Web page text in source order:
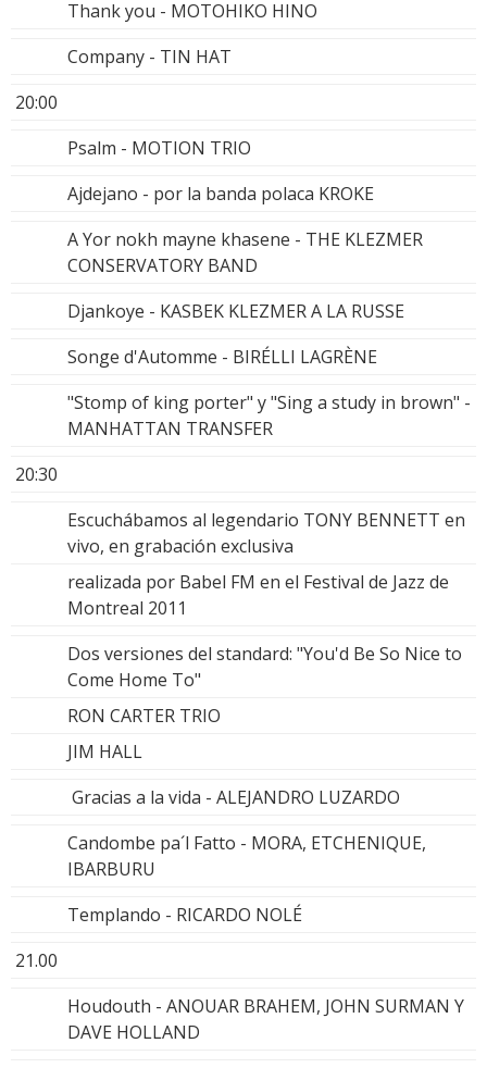
Thank you - MOTOHIKO HINO
Company - TIN HAT
20:00
Psalm - MOTION TRIO
Ajdejano - por la banda polaca KROKE
A Yor nokh mayne khasene - THE KLEZMER
CONSERVATORY BAND
Djankoye - KASBEK KLEZMER A LA RUSSE
Songe d'Automme - BIRÉLLI LAGRÈNE
"Stomp of king porter" y "Sing a study in brown" -
MANHATTAN TRANSFER
20:30
Escuchábamos al legendario TONY BENNETT en
vivo, en grabación exclusiva
realizada por Babel FM en el Festival de Jazz de
Montreal 2011
Dos versiones del standard: "You'd Be So Nice to
Come Home To"
RON CARTER TRIO
JIM HALL
Gracias a la vida - ALEJANDRO LUZARDO
Candombe pa´l Fatto - MORA, ETCHENIQUE,
IBARBURU
Templando - RICARDO NOLÉ
21.00
Houdouth - ANOUAR BRAHEM, JOHN SURMAN Y
DAVE HOLLAND